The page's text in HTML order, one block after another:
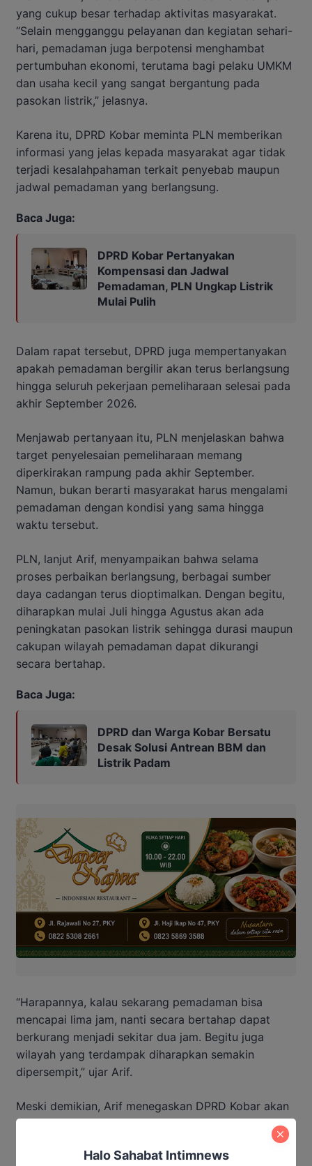
yang cukup besar terhadap aktivitas masyarakat.
“Selain mengganggu pelayanan dan kegiatan sehari-
hari, pemadaman juga berpotensi menghambat
pertumbuhan ekonomi, terutama bagi pelaku UMKM
dan usaha kecil yang sangat bergantung pada
pasokan listrik,” jelasnya.
Karena itu, DPRD Kobar meminta PLN memberikan
informasi yang jelas kepada masyarakat agar tidak
terjadi kesalahpahaman terkait penyebab maupun
jadwal pemadaman yang berlangsung.
Baca Juga:
DPRD Kobar Pertanyakan
Kompensasi dan Jadwal
Pemadaman, PLN Ungkap Listrik
Mulai Pulih
Dalam rapat tersebut, DPRD juga mempertanyakan
apakah pemadaman bergilir akan terus berlangsung
hingga seluruh pekerjaan pemeliharaan selesai pada
akhir September 2026.
Menjawab pertanyaan itu, PLN menjelaskan bahwa
target penyelesaian pemeliharaan memang
diperkirakan rampung pada akhir September.
Namun, bukan berarti masyarakat harus mengalami
pemadaman dengan kondisi yang sama hingga
waktu tersebut.
PLN, lanjut Arif, menyampaikan bahwa selama
proses perbaikan berlangsung, berbagai sumber
daya cadangan terus dioptimalkan. Dengan begitu,
diharapkan mulai Juli hingga Agustus akan ada
peningkatan pasokan listrik sehingga durasi maupun
cakupan wilayah pemadaman dapat dikurangi
secara bertahap.
Baca Juga:
DPRD dan Warga Kobar Bersatu
Desak Solusi Antrean BBM dan
Listrik Padam
“Harapannya, kalau sekarang pemadaman bisa
mencapai lima jam, nanti secara bertahap dapat
berkurang menjadi sekitar dua jam. Begitu juga
wilayah yang terdampak diharapkan semakin
dipersempit,” ujar Arif.
Meski demikian, Arif menegaskan DPRD Kobar akan
terus mengawal perkembangan tersebut. Ia berharap
masyarakat tidak terus dibebani pemadaman
Halo Sahabat Intimnews